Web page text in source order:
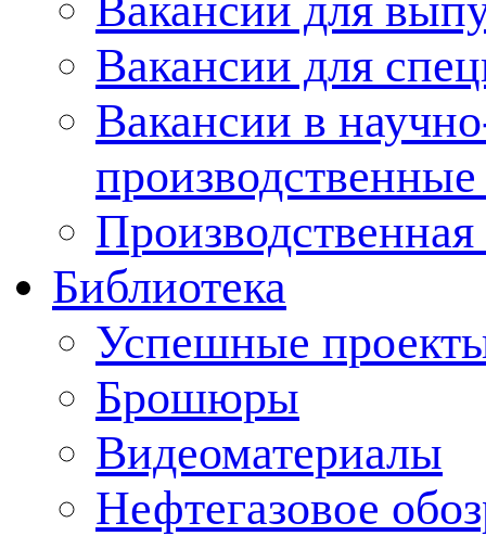
Вакансии для
Вакансии в
Производственная
Библиотека
Успешные
Брошюры
Видеоматериалы
Нефтегазовое